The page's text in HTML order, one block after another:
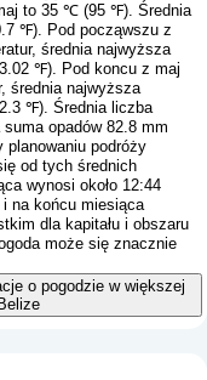
to 35 ℃ (95 ℉). Średnia
℉). Pod począwszu z
średnia najwyższa
℉). Pod koncu z maj
średnia najwyższa
℉). Średnia liczba
opadów 82.8 mm
planowaniu podróży
od tych średnich
wynosi około 12:44
i na końcu miesiąca
dla kapitału i obszaru
może się znacznie
o pogodzie w większej